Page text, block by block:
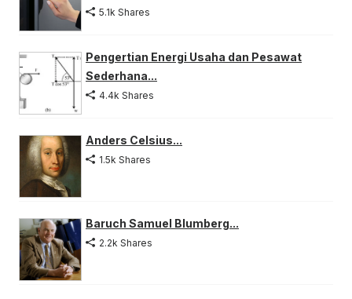
5.1k Shares
Pengertian Energi Usaha dan Pesawat
Sederhana...
4.4k Shares
Anders Celsius...
1.5k Shares
Baruch Samuel Blumberg...
2.2k Shares